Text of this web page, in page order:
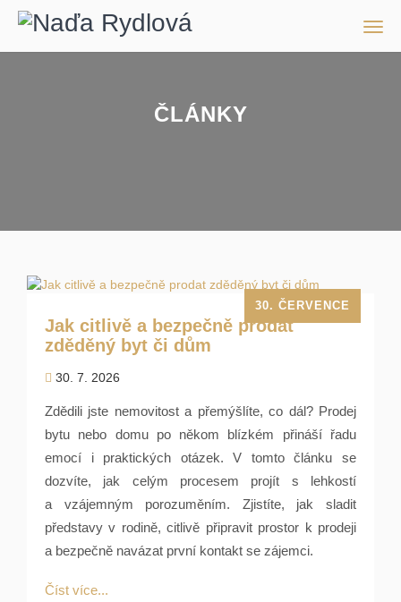
ČLÁNKY
30. ČERVENCE
Jak citlivě a bezpečně prodat
zděděný byt či dům
30. 7. 2026
Zdědili jste nemovitost a přemýšlíte, co dál? Prodej
bytu nebo domu po někom blízkém přináší řadu
emocí i praktických otázek. V tomto článku se
dozvíte, jak celým procesem projít s lehkostí
a vzájemným porozuměním. Zjistíte, jak sladit
představy v rodině, citlivě připravit prostor k prodeji
a bezpečně navázat první kontakt se zájemci.
Číst více...